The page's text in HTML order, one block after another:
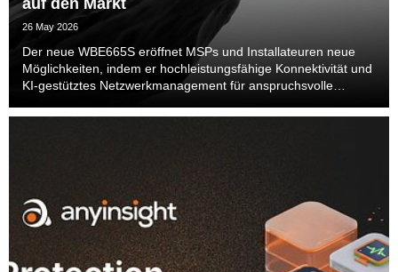
auf den Markt
26 May 2026
Der neue WBE665S eröffnet MSPs und Installateuren neue
Möglichkeiten, indem er hochleistungsfähige Konnektivität und
KI-gestütztes Netzwerkmanagement für anspruchsvolle